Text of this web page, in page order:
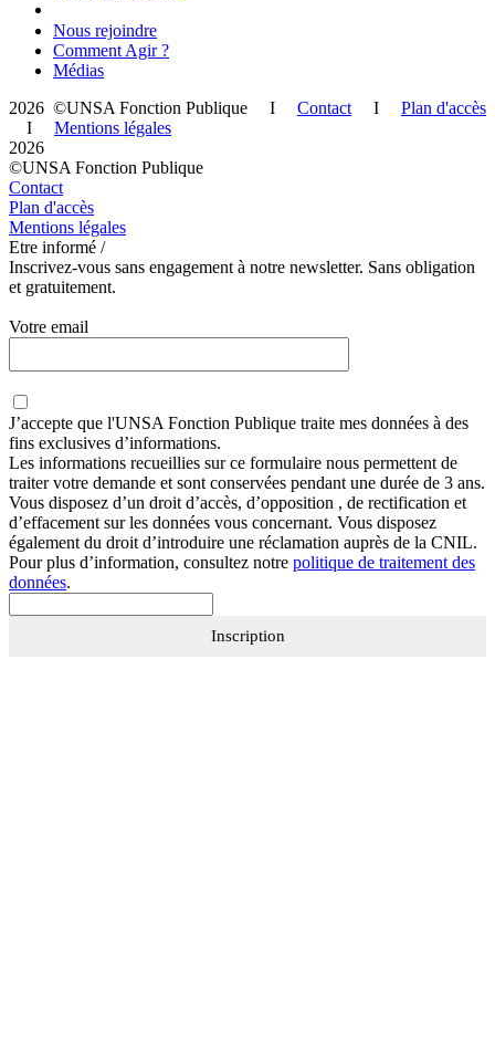
Nous rejoindre
Comment Agir ?
Médias
2026 ©UNSA Fonction Publique I Contact I Plan d'accès
I Mentions légales
2026
©UNSA Fonction Publique
Contact
Plan d'accès
Mentions légales
Etre informé /
Inscrivez-vous sans engagement à notre newsletter. Sans obligation
et gratuitement.
Votre email
J’accepte que l'UNSA Fonction Publique traite mes données à des
fins exclusives d’informations.
Les informations recueillies sur ce formulaire nous permettent de
traiter votre demande et sont conservées pendant une durée de 3 ans.
Vous disposez d’un droit d’accès, d’opposition , de rectification et
d’effacement sur les données vous concernant. Vous disposez
également du droit d’introduire une réclamation auprès de la CNIL.
Pour plus d’information, consultez notre politique de traitement des
données.
Inscription